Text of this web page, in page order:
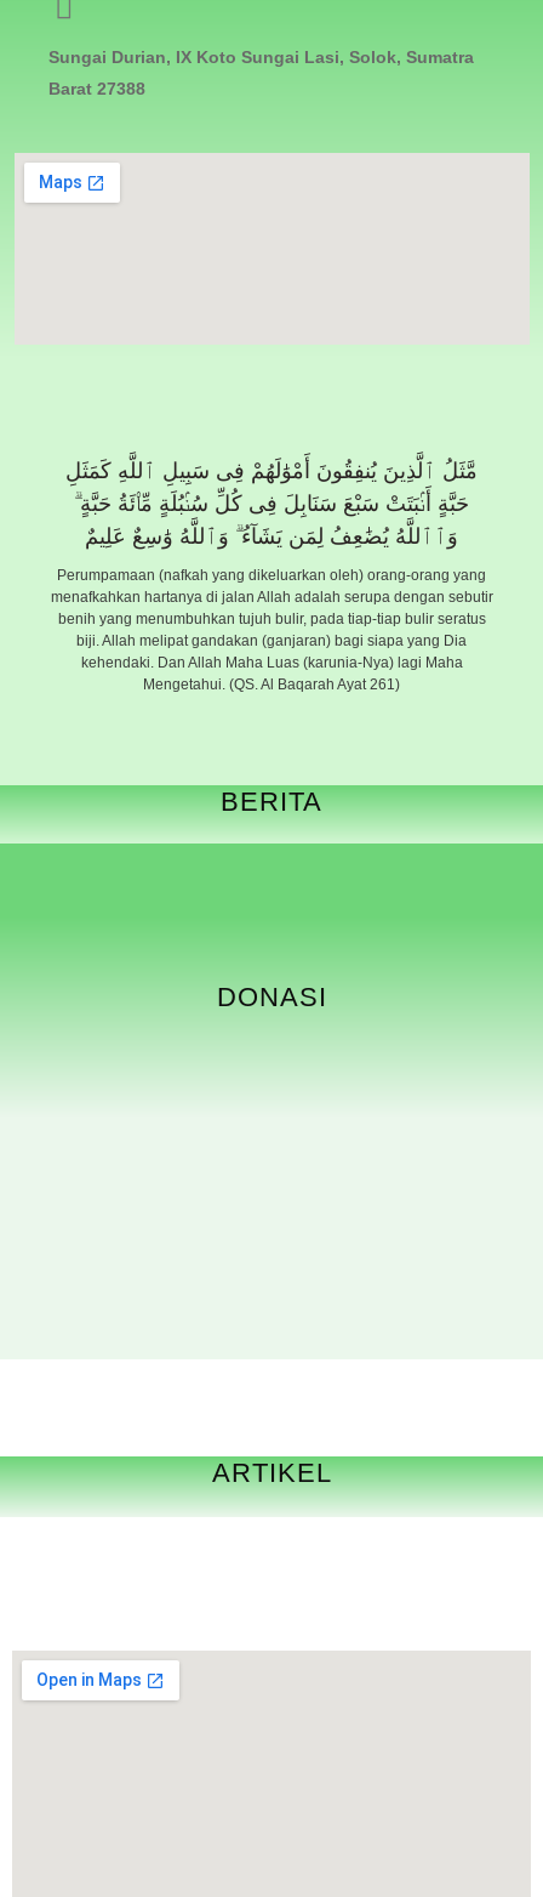
Sungai Durian, IX Koto Sungai Lasi, Solok, Sumatra
Barat 27388
مَّثَلُ ٱلَّذِينَ يُنفِقُونَ أَمْوَٰلَهُمْ فِى سَبِيلِ ٱللَّهِ كَمَثَلِ
حَبَّةٍ أَنۢبَتَتْ سَبْعَ سَنَابِلَ فِى كُلِّ سُنۢبُلَةٍ مِّا۟ئَةُ حَبَّةٍ ۗ
وَٱٱللَّهُ يُضَٰعِفُ لِمَن يَشَآءُ ۗ وَٱللَّهُ وَٰسِعٌ عَلِيمٌ
Perumpamaan (nafkah yang dikeluarkan oleh) orang-orang yang
menafkahkan hartanya di jalan Allah adalah serupa dengan sebutir
benih yang menumbuhkan tujuh bulir, pada tiap-tiap bulir seratus
biji. Allah melipat gandakan (ganjaran) bagi siapa yang Dia
kehendaki. Dan Allah Maha Luas (karunia-Nya) lagi Maha
Mengetahui. (QS. Al Baqarah Ayat 261)
BERITA
DONASI
ARTIKEL